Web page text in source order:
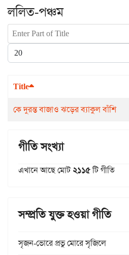
ললিত-পঞ্চম
Enter Part of Title
Display #
Title
কে দুরন্ত বাজাও ঝড়ের ব্যাকুল বাঁশি
গীতি সংখ্যা
এখানে আছে মোট২১১৫টি গীতি
সম্প্রতি যুক্ত হওয়া গীতি
সৃজন-ভোরে প্রভু মোরে সৃজিলে